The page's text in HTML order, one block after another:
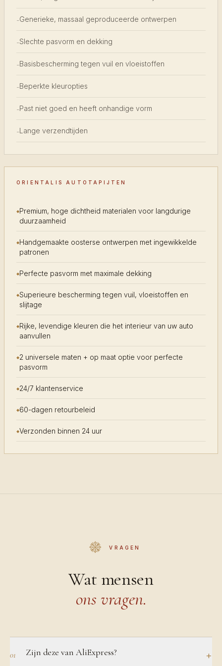
-Generieke, massaal geproduceerde ontwerpen
-Slechte pasvorm en dekking
-Basisbescherming tegen vuil en vloeistoffen
-Beperkte kleuropties
-Past niet goed en heeft onhandige vorm
-Lange verzendtijden
ORIENTALIS AUTOTAPIJTEN
Premium, hoge dichtheid materialen voor langdurige
duurzaamheid
Handgemaakte oosterse ontwerpen met ingewikkelde
patronen
Perfecte pasvorm met maximale dekking
Superieure bescherming tegen vuil, vloeistoffen en
slijtage
Rijke, levendige kleuren die het interieur van uw auto
aanvullen
2 universele maten + op maat optie voor perfecte
pasvorm
24/7 klantenservice
60-dagen retourbeleid
Verzonden binnen 24 uur
VRAGEN
Wat mensen
ons vragen.
01 Zijn deze van AliExpress? +